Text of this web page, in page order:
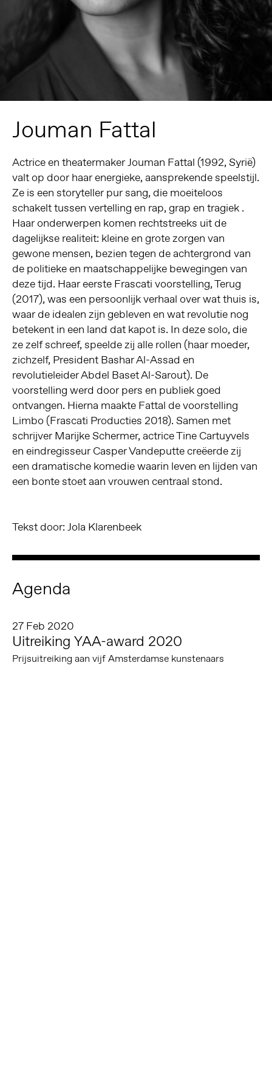
Jouman Fattal
Actrice en theatermaker Jouman Fattal (1992, Syrië)
valt op door haar energieke, aansprekende speelstijl.
Ze is een storyteller pur sang, die moeiteloos
schakelt tussen vertelling en rap, grap en tragiek .
Haar onderwerpen komen rechtstreeks uit de
dagelijkse realiteit: kleine en grote zorgen van
gewone mensen, bezien tegen de achtergrond van
de politieke en maatschappelijke bewegingen van
deze tijd. Haar eerste Frascati voorstelling, Terug
(2017), was een persoonlijk verhaal over wat thuis is,
waar de idealen zijn gebleven en wat revolutie nog
betekent in een land dat kapot is. In deze solo, die
ze zelf schreef, speelde zij alle rollen (haar moeder,
zichzelf, President Bashar Al-Assad en
revolutieleider Abdel Baset Al-Sarout). De
voorstelling werd door pers en publiek goed
ontvangen. Hierna maakte Fattal de voorstelling
Limbo (Frascati Producties 2018). Samen met
schrijver Marijke Schermer, actrice Tine Cartuyvels
en eindregisseur Casper Vandeputte creëerde zij
een dramatische komedie waarin leven en lijden van
een bonte stoet aan vrouwen centraal stond.
Tekst door: Jola Klarenbeek
Agenda
27 Feb 2020
Uitreiking YAA-award 2020
Prijsuitreiking aan vijf Amsterdamse kunstenaars